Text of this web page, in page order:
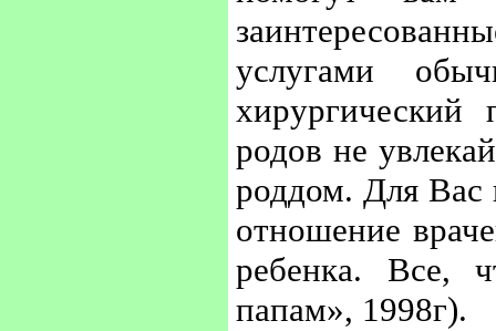
услугами
родов не
роддом. Для Вас
отношение
ребенка. Все,
папам», 1998г).